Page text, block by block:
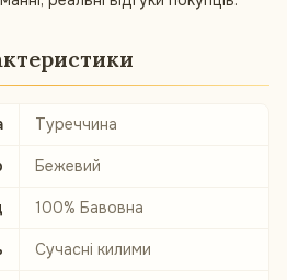
Туреччина
Бежевий
100% Бавовна
Сучасні килими